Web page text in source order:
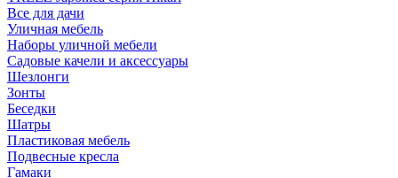
Все для дачи
Уличная мебель
Наборы уличной мебели
Садовые качели и аксессуары
Шезлонги
Зонты
Беседки
Шатры
Пластиковая мебель
Подвесные кресла
Гамаки